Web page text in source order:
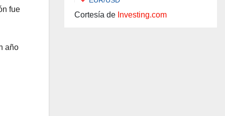
fue
año
Cortesía de Investing.com